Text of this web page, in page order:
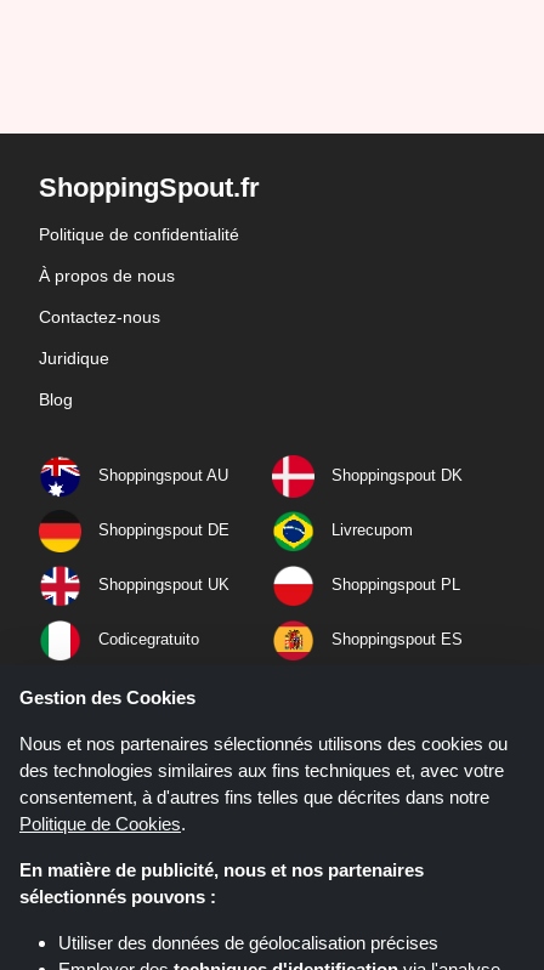
ShoppingSpout.fr
Politique de confidentialité
À propos de nous
Contactez-nous
Juridique
Blog
Shoppingspout AU Shoppingspout DK
Shoppingspout DE Livrecupom
Shoppingspout UK Shoppingspout PL
Codicegratuito Shoppingspout ES
Shoppingspout NL
Shoppingspout PT Shoppingspout NO
Gestion des Cookies
Nous et nos partenaires sélectionnés utilisons des cookies ou
des technologies similaires aux fins techniques et, avec votre
consentement, à d'autres fins telles que décrites dans notre
Politique de Cookies.
En matière de publicité, nous et nos partenaires
sélectionnés pouvons :
Utiliser des données de géolocalisation précises